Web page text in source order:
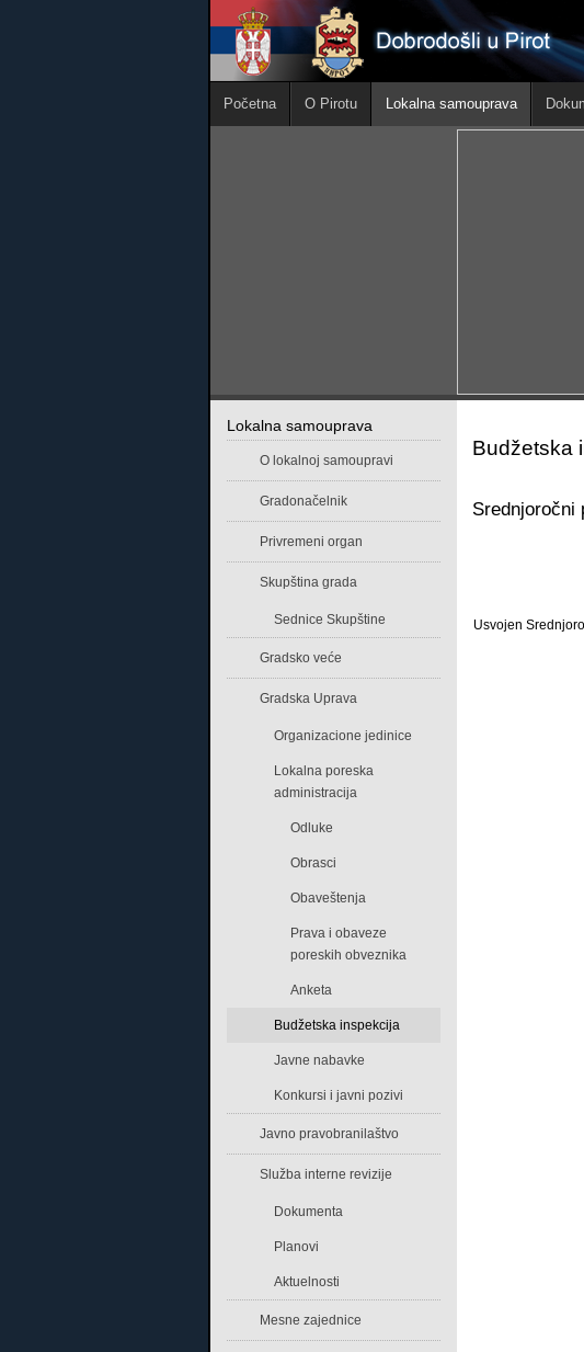
Početna O Pirotu Lokalna samouprava
Budžetska
Srednjoročni
Usvojen
Lokalna samouprava
O lokalnoj samoupravi
Gradonačelnik
Privremeni organ
Skupština grada
Sednice Skupštine
Gradsko veće
Gradska Uprava
Organizacione jedinice
Lokalna poreska
administracija
Odluke
Obrasci
Obaveštenja
Prava i obaveze
poreskih obveznika
Anketa
Budžetska inspekcija
Javne nabavke
Konkursi i javni pozivi
Javno pravobranilaštvo
Služba interne revizije
Dokumenta
Planovi
Aktuelnosti
Mesne zajednice